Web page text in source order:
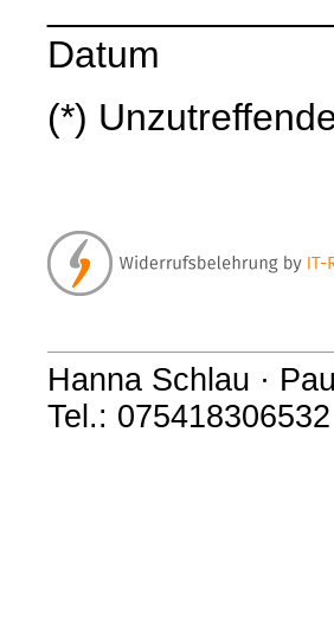
Datum
(*)
Hanna Schlau ·
Tel.: